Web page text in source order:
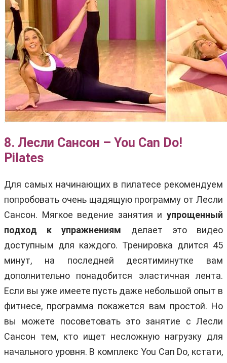
8. Лесли Сансон – You Can Do!
Pilates
Для самых начинающих в пилатесе рекомендуем
попробовать очень щадящую программу от Лесли
Сансон. Мягкое ведение занятия и упрощенный
подход к упражнениям делает это видео
доступным для каждого. Тренировка длится 45
минут, на последней десятиминутке вам
дополнительно понадобится эластичная лента.
Если вы уже имеете пусть даже небольшой опыт в
фитнесе, программа покажется вам простой. Но
вы можете посоветовать это занятие с Лесли
Сансон тем, кто ищет несложную нагрузку для
начального уровня. В комплекс You Can Do, кстати,